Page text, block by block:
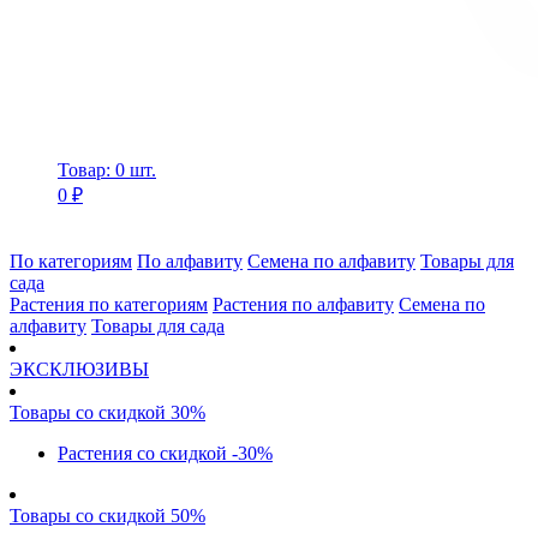
Товар: 0 шт.
0 ₽
По категориям По алфавиту Семена по алфавиту Товары для
сада
Растения по категориям Растения по алфавиту Семена по
алфавиту Товары для сада
ЭКСКЛЮЗИВЫ
Товары со скидкой 30%
Растения со скидкой -30%
Товары со скидкой 50%